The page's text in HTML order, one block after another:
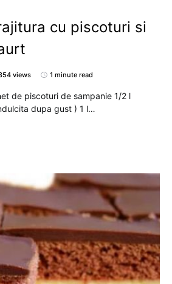
cu piscoturi si
views 1 minute read
de piscoturi de sampanie 1/2 l
dupa gust ) 1 l…